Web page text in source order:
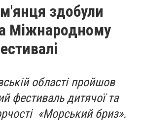
здобули
Міжнародному
області пройшов
фестиваль дитячої та
«Морський бриз».